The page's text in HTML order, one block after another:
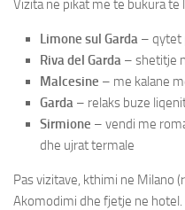
Vizita ne pikat me te bukura te
Limone sul Garda – qytet
Riva del Garda – shetitje
Malcesine – me kalane
Garda – relaks buze
Sirmione – vendi me
dhe ujrat termale
Pas vizitave, kthimi ne Milano
Akomodimi dhe fjetje ne hotel.